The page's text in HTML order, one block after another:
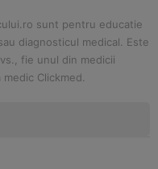
sunt pentru educatie
diagnosticul medical. Este
fie unul din medicii
Clickmed.